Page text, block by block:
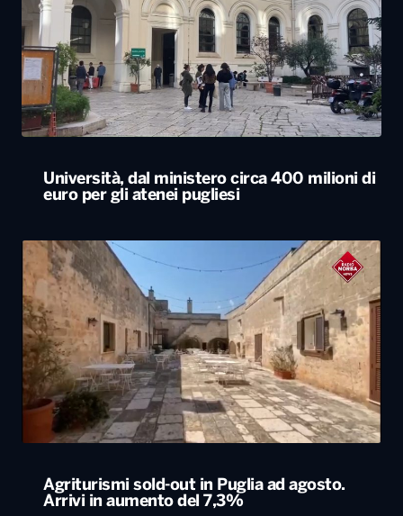
Università, dal ministero circa 400 milioni di
euro per gli atenei pugliesi
Agriturismi sold-out in Puglia ad agosto.
Arrivi in aumento del 7,3%